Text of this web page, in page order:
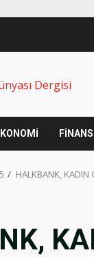
FİNANS
5 HALKBANK, KADIN